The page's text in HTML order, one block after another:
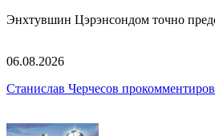
Энхтувшин Цэрэнсондом точно
06.08.2026
Станислав Черчесов